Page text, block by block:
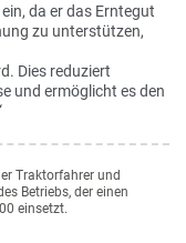
da er das Erntegut
zu unterstützen,
Dies reduziert
und ermöglicht es den
Traktorfahrer und
Betriebs, der einen
einsetzt.